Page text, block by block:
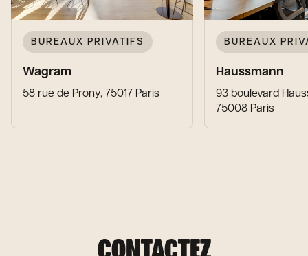
BUREAUX PRIVATIFS
Wagram
58 rue de Prony, 75017 Paris
BUREAUX
Haussmann
93 boulevard
75008 Paris